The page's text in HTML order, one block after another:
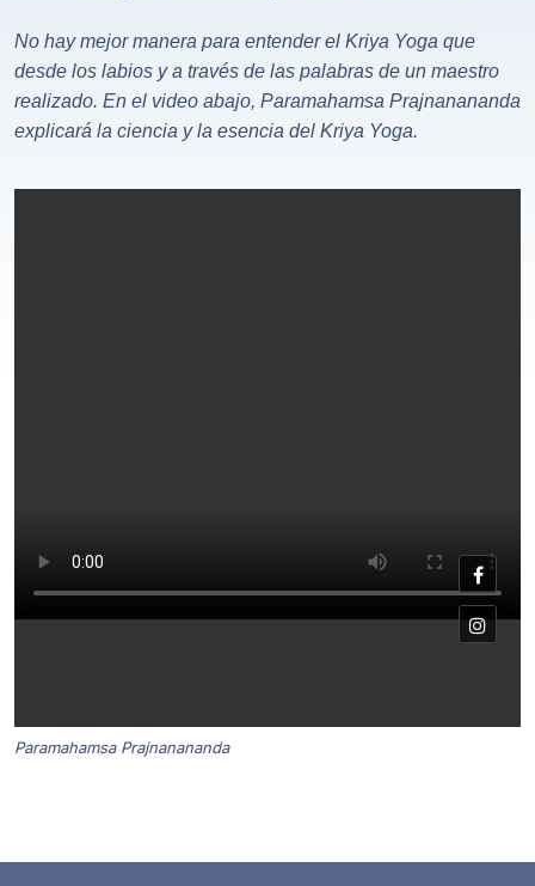
No hay mejor manera para entender el Kriya Yoga que
desde los labios y a través de las palabras de un maestro
realizado. En el video abajo, Paramahamsa Prajnanananda
explicará la ciencia y la esencia del Kriya Yoga.
Paramahamsa Prajnanananda